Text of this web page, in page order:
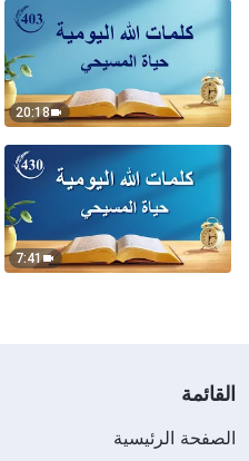
20:18
7:41
القائمة
الصفحة الرئيسية